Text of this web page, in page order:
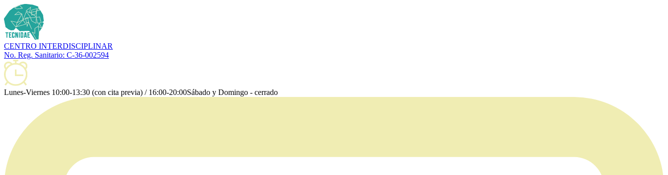
CENTRO INTERDISCIPLINAR
No. Reg. Sanitario: C-36-002594
Lunes-Viernes 10:00-13:30 (con cita previa) / 16:00-20:00Sábado y Domingo - cerrado